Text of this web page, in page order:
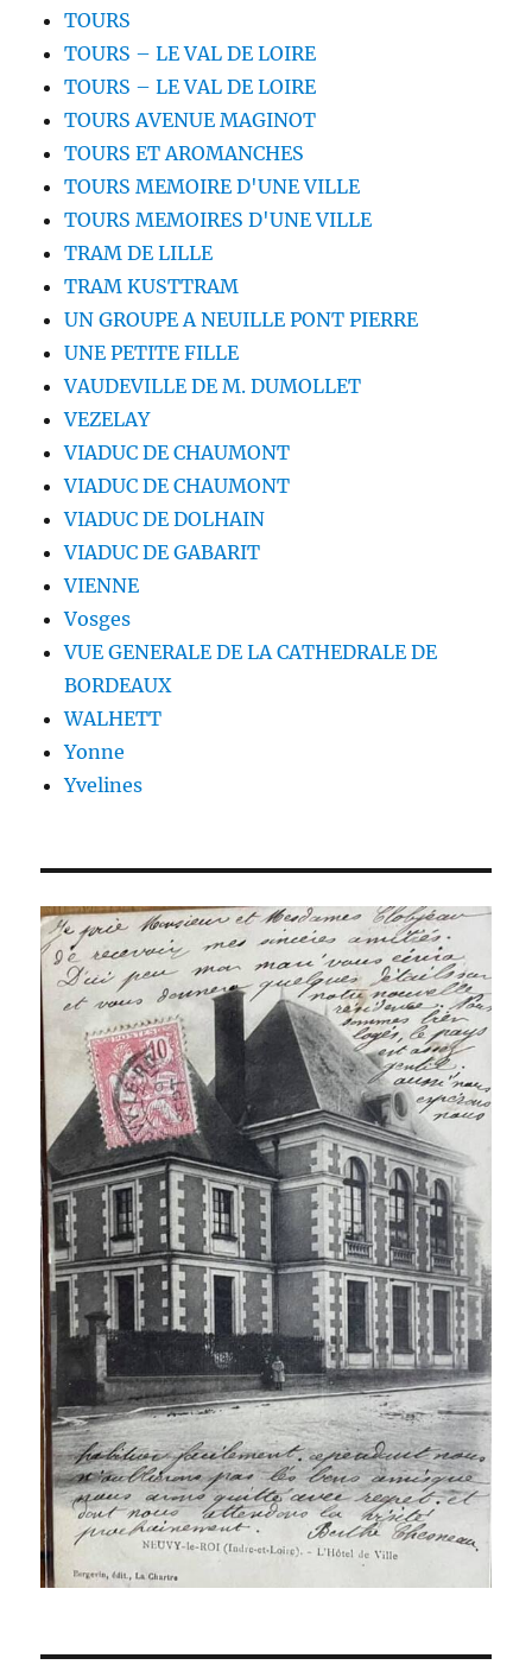
TOURS
TOURS – LE VAL DE LOIRE
TOURS – LE VAL DE LOIRE
TOURS AVENUE MAGINOT
TOURS ET AROMANCHES
TOURS MEMOIRE D'UNE VILLE
TOURS MEMOIRES D'UNE VILLE
TRAM DE LILLE
TRAM KUSTTRAM
UN GROUPE A NEUILLE PONT PIERRE
UNE PETITE FILLE
VAUDEVILLE DE M. DUMOLLET
VEZELAY
VIADUC DE CHAUMONT
VIADUC DE CHAUMONT
VIADUC DE DOLHAIN
VIADUC DE GABARIT
VIENNE
Vosges
VUE GENERALE DE LA CATHEDRALE DE
BORDEAUX
WALHETT
Yonne
Yvelines